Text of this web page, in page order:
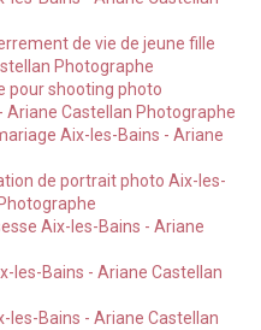
de vie de jeune fille
Photographe
pour shooting photo
Ariane Castellan Photographe
Aix-les-Bains - Ariane
de portrait photo Aix-les-
Aix-les-Bains - Ariane
les-Bains - Ariane Castellan
les-Bains - Ariane Castellan